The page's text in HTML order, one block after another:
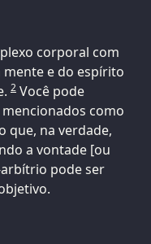
corporal com
mente e do espírito
2 Você pode
como
que, na verdade,
a vontade [ou
pode ser